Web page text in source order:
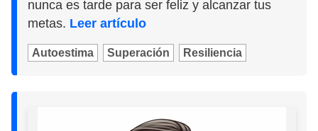
nunca es tarde para ser feliz y alcanzar tus
metas. Leer artículo
Autoestima Superación Resiliencia